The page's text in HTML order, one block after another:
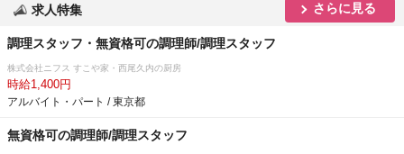
求人特集 さらに見る
調理スタッフ・無資格可の調理師/調理スタッフ
株式会社ニフス すこや家・西尾久内の厨房
時給1,400円
アルバイト・パート / 東京都
無資格可の調理師/調理スタッフ